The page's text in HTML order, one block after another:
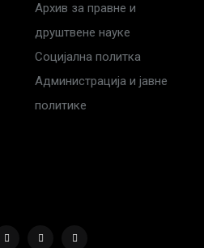
Архив за правне и
друштвене науке
Социјална политка
Администрација и јавне
политике